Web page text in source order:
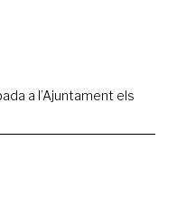
a l’Ajuntament els